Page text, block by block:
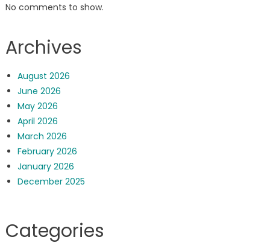
No comments to show.
Archives
August 2026
June 2026
May 2026
April 2026
March 2026
February 2026
January 2026
December 2025
Categories